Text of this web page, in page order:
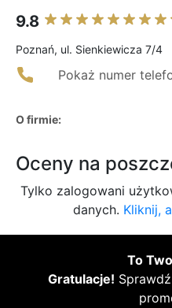
9.8
Poznań, ul. Sienkiewicza 7/4
Pokaż numer
O firmie:
Oceny na
Tylko zalogowani
danych. Kliknij,
To
Gratulacje!